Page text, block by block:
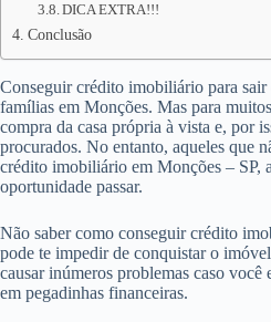
DICA EXTRA!!!
Conclusão
Conseguir crédito imobiliário para
famílias em Monções. Mas para
compra da casa própria à vista e, por
procurados. No entanto, aqueles que
crédito imobiliário em Monções – SP,
oportunidade passar.
Não saber como conseguir crédito
pode te impedir de conquistar o
causar inúmeros problemas caso você
em pegadinhas financeiras.